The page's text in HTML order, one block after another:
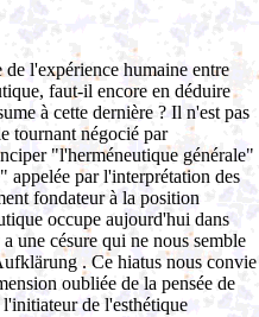
l'expérience humaine entre
faut-il encore en déduire
à cette dernière ? Il n'est pas
tournant négocié par
"l'herméneutique générale"
appelée par l'interprétation des
fondateur à la position
occupe aujourd'hui dans
une césure qui ne nous semble
. Ce hiatus nous convie
oubliée de la pensée de
de l'esthétique